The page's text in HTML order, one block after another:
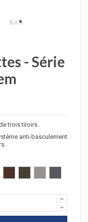
- Série
trois tiroirs.
anti-basculement